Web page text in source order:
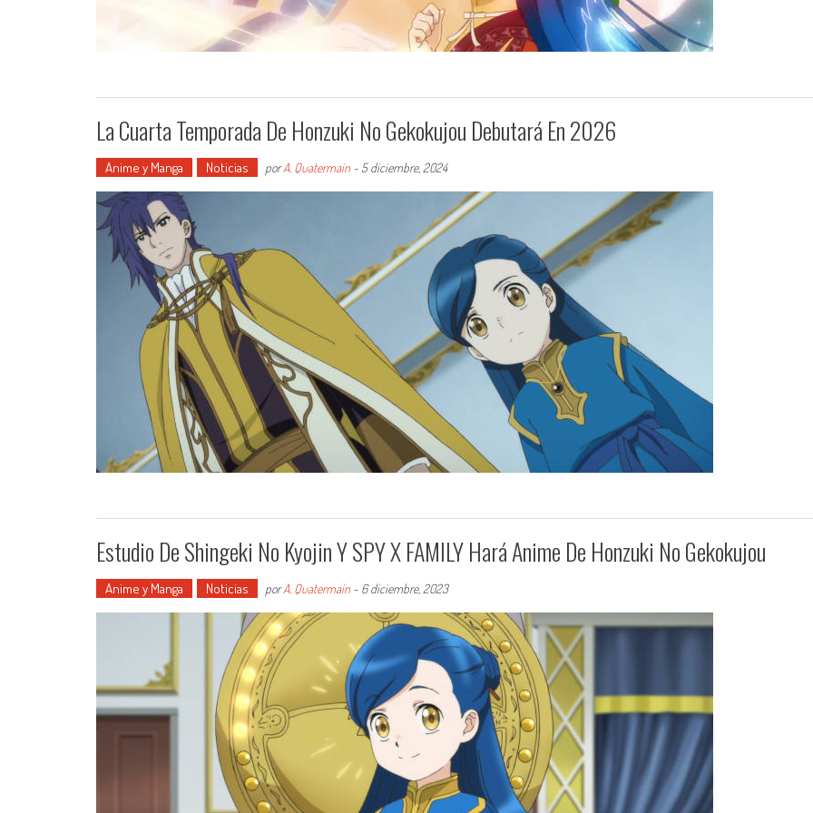
La Cuarta Temporada De Honzuki No Gekokujou Debutará En 2026
Anime y Manga Noticias porA. Quatermain - 5 diciembre, 2024
Estudio De Shingeki No Kyojin Y SPY X FAMILY Hará Anime De Honzuki No Gekokujou
Anime y Manga Noticias porA. Quatermain - 6 diciembre, 2023